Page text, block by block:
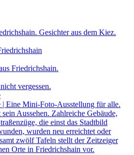
Gesichter aus dem Kiez.
Friedrichshain.
vergessen.
| Eine Mini-Foto-Ausstellung für alle.
Aussehen. Zahlreiche Gebäude,
die einst das Stadtbild
wurden neu erreichtet oder
zwölf Tafeln stellt der Zeitzeiger
Orte in Friedrichshain vor.